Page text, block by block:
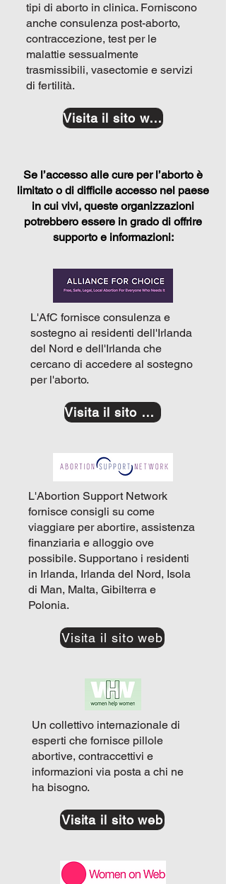
tipi di aborto in clinica. Forniscono
anche consulenza post-aborto,
contraccezione, test per le
malattie sessualmente
trasmissibili, vasectomie e servizi
di fertilità.
Visita il sito web
Se l’accesso alle cure per l’aborto è
limitato o di difficile accesso nel paese
in cui vivi, queste organizzazioni
potrebbero essere in grado di offrire
supporto e informazioni:
L'AfC fornisce consulenza e
sostegno ai residenti dell'Irlanda
del Nord e dell'Irlanda che
cercano di accedere al sostegno
per l'aborto.
Visita il sito web
L'Abortion Support Network
fornisce consigli su come
viaggiare per abortire, assistenza
finanziaria e alloggio ove
possibile. Supportano i residenti
in Irlanda, Irlanda del Nord, Isola
di Man, Malta, Gibilterra e
Polonia.
Visita il sito web
Un collettivo internazionale di
esperti che fornisce pillole
abortive, contraccettivi e
informazioni via posta a chi ne
ha bisogno.
Visita il sito web